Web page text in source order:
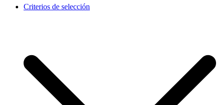
Criterios de selección